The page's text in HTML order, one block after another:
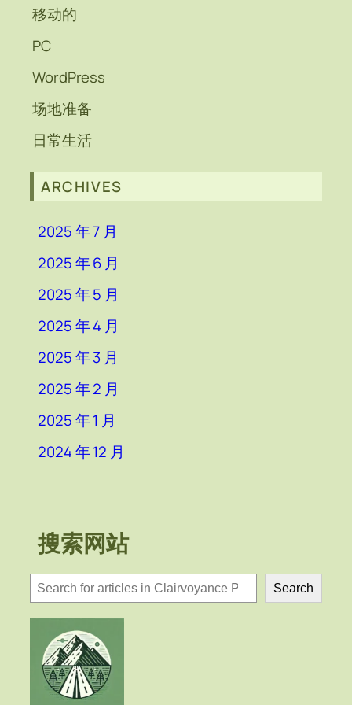
移动的
PC
WordPress
场地准备
日常生活
ARCHIVES
2025 年 7 月
2025 年 6 月
2025 年 5 月
2025 年 4 月
2025 年 3 月
2025 年 2 月
2025 年 1 月
2024 年 12 月
搜索网站
検
索
Search